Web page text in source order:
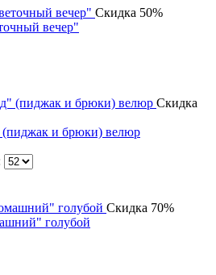
Скидка 50%
вечер"
Скидка
и брюки) велюр
Скидка 70%
голубой